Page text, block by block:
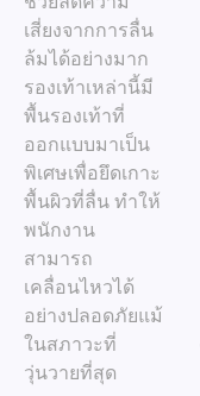
เสี่ยงจากการลื่น
ล้มได้อย่างมาก
รองเท้าเหล่านี้มี
พื้นรองเท้าที่
ออกแบบมาเป็น
พิเศษเพื่อยึดเกาะ
พื้นผิวที่ลื่น ทำให้
พนักงาน
สามารถ
เคลื่อนไหวได้
อย่างปลอดภัยแม้
ในสภาวะที่
วุ่นวายที่สุด